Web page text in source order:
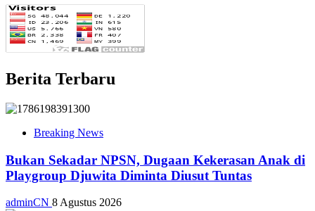
Berita Terbaru
Breaking News
Bukan Sekadar NPSN, Dugaan Kekerasan Anak di
Playgroup Djuwita Diminta Diusut Tuntas
adminCN 8 Agustus 2026